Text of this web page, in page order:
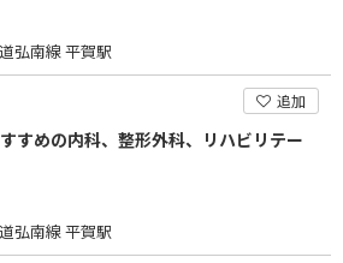
弘南線 平賀駅
追加
すめの内科、整形外科、リハビリテー
弘南線 平賀駅